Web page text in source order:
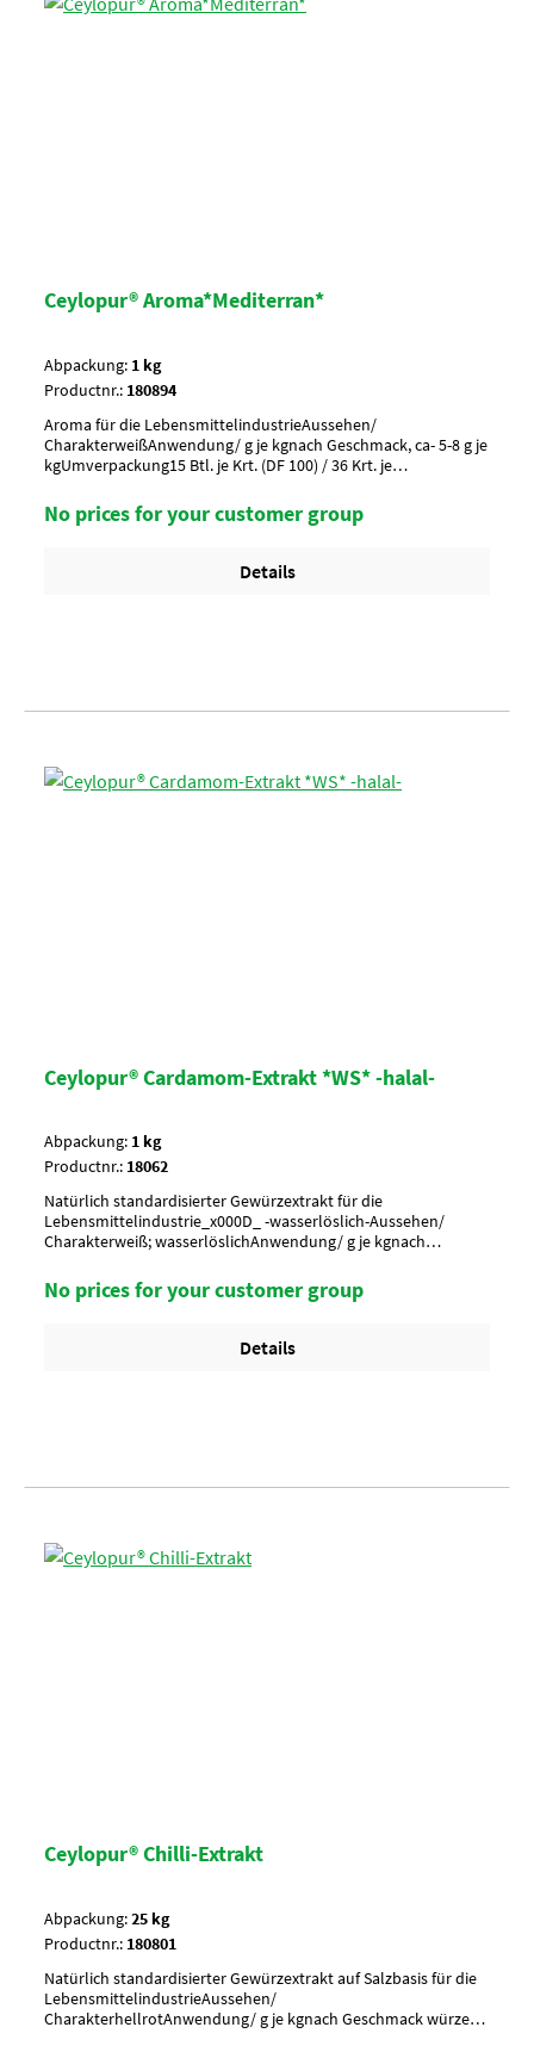
Ceylopur® Aroma*Mediterran*
Abpackung: 1 kg
Productnr.: 180894
Aroma für die LebensmittelindustrieAussehen/
CharakterweißAnwendung/ g je kgnach Geschmack, ca- 5-8 g je
kgUmverpackung15 Btl. je Krt. (DF 100) / 36 Krt. je
No prices for your customer group
Details
Ceylopur® Cardamom-Extrakt *WS* -halal-
Abpackung: 1 kg
Productnr.: 18062
Natürlich standardisierter Gewürzextrakt für die
Lebensmittelindustrie_x000D_ -wasserlöslich-Aussehen/
Charakterweiß; wasserlöslichAnwendung/ g je kgnach
Krt. per PaletteArtikel-StatusHalal zertifiziert
No prices for your customer group
Details
Ceylopur® Chilli-Extrakt
Abpackung:25 kg
Productnr.: 180801
Natürlich standardisierter Gewürzextrakt auf Salzbasis für die
LebensmittelindustrieAussehen/
CharakterhellrotAnwendung/ g je kgnach Geschmack würzen,